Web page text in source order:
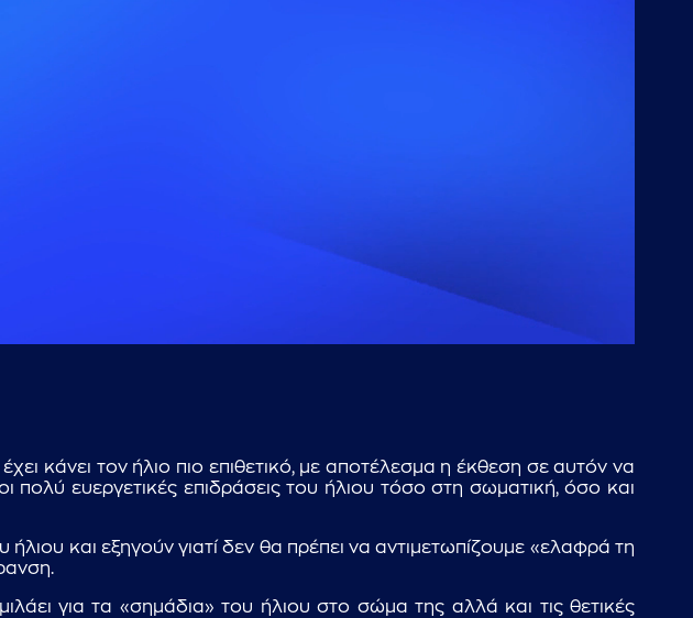
κάνει τον ήλιο πιο επιθετικό, με αποτέλεσμα η έκθεση σε αυτόν να
πολύ ευεργετικές επιδράσεις του ήλιου τόσο στη σωματική, όσο και
και εξηγούν γιατί δεν θα πρέπει να αντιμετωπίζουμε «ελαφρά τη
για τα «σημάδια» του ήλιου στο σώμα της αλλά και τις θετικές